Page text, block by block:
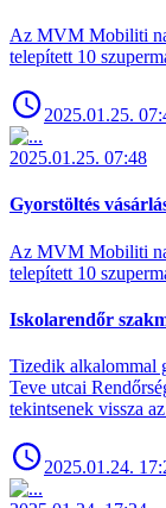
Az MVM Mobiliti
telepített 10
2025.01.25.
2025.01.25. 07:48
Gyorstöltés
Az MVM Mobiliti
telepített 10
Iskolarendőr
Tizedik alkalommal
Teve utcai
tekintsenek vissza
2025.01.24.